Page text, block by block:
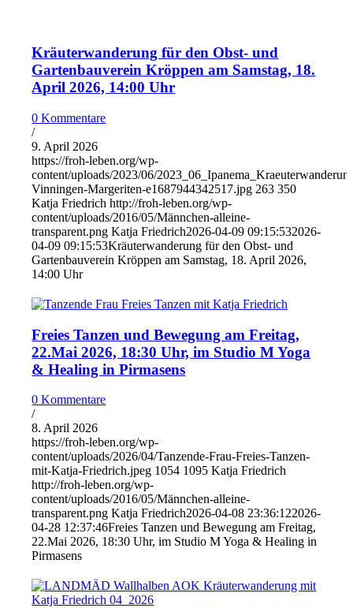
Kräuterwanderung für den Obst- und
Gartenbauverein Kröppen am Samstag, 18.
April 2026, 14:00 Uhr
0 Kommentare
/
9. April 2026
https://froh-leben.org/wp-
content/uploads/2023/06/
Vinningen-Margeriten-e1687944342517.jpg 263 350
Katja Friedrich http://froh-leben.org/wp-
content/uploads/2016/05/Männchen-alleine-
transparent.png Katja Friedrich2026-04-09 09:15:532026-
04-09 09:15:53Kräuterwanderung für den Obst- und
Gartenbauverein Kröppen am Samstag, 18. April 2026,
14:00 Uhr
Freies Tanzen und Bewegung am Freitag,
22.Mai 2026, 18:30 Uhr, im Studio M Yoga
& Healing in Pirmasens
0 Kommentare
/
8. April 2026
https://froh-leben.org/wp-
content/uploads/2026/04/Tanzende-Frau-Freies-Tanzen-
mit-Katja-Friedrich.jpeg 1054 1095 Katja Friedrich
http://froh-leben.org/wp-
content/uploads/2016/05/Männchen-alleine-
transparent.png Katja Friedrich2026-04-08 23:36:122026-
04-28 12:37:46Freies Tanzen und Bewegung am Freitag,
22.Mai 2026, 18:30 Uhr, im Studio M Yoga & Healing in
Pirmasens